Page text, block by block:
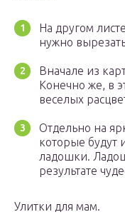
На другом
нужно
Вначале из
Конечно же, в
веселых
Отдельно на
которые будут
ладошки.
результате
Улитки для мам.